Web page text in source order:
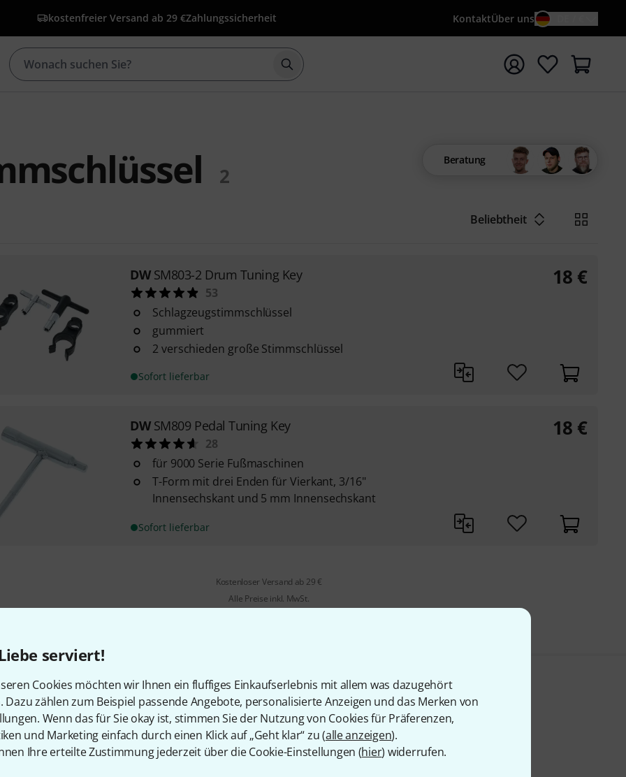
serviert!
Cookies möchten wir Ihnen ein fluffiges Einkaufserlebnis mit allem was dazugehört
Dazu zählen zum Beispiel passende Angebote, personalisierte Anzeigen und das Merken von
Wenn das für Sie okay ist, stimmen Sie der Nutzung von Cookies für Präferenzen,
und Marketing einfach durch einen Klick auf „Geht klar“ zu (alle anzeigen).
Ihre erteilte Zustimmung jederzeit über die Cookie-Einstellungen (hier) widerrufen.
kostenfreier Versand ab 29 €Zahlungssicherheit KontaktÜber uns
Suche mit Suchwort {searchTerm} starten
2
Beratung
Beliebtheit
DW SM803-2 Drum Tuning Key
53
Schlagzeugstimmschlüssel
gummiert
2 verschieden große Stimmschlüssel
Sofort lieferbar
18 €
DW SM809 Pedal Tuning Key
28
für 9000 Serie Fußmaschinen
T-Form mit drei Enden für Vierkant, 3/16"
Innensechskant und 5 mm Innensechskant
Sofort lieferbar
18 €
Kostenloser Versand ab 29 €
Alle Preise inkl. MwSt.
Gefällt Ihnen, was Sie sehen?
Teilen Hilfe & Feedback